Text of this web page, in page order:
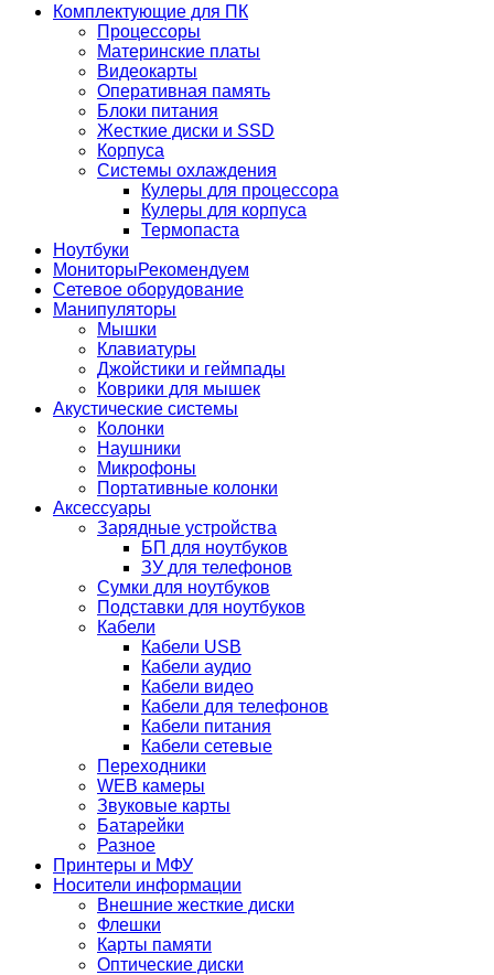
Комплектующие для ПК
Процессоры
Материнские платы
Видеокарты
Оперативная память
Блоки питания
Жесткие диски и SSD
Корпуса
Системы охлаждения
Кулеры для процессора
Кулеры для корпуса
Термопаста
Ноутбуки
МониторыРекомендуем
Сетевое оборудование
Манипуляторы
Мышки
Клавиатуры
Джойстики и геймпады
Коврики для мышек
Акустические системы
Колонки
Наушники
Микрофоны
Портативные колонки
Аксессуары
Зарядные устройства
БП для ноутбуков
ЗУ для телефонов
Сумки для ноутбуков
Подставки для ноутбуков
Кабели
Кабели USB
Кабели аудио
Кабели видео
Кабели для телефонов
Кабели питания
Кабели сетевые
Переходники
WEB камеры
Звуковые карты
Батарейки
Разное
Принтеры и МФУ
Носители информации
Внешние жесткие диски
Флешки
Карты памяти
Оптические диски